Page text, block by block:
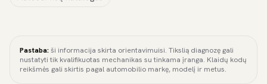
Pastaba:ši informacija skirta orientavimuisi. Tikslią diagnozę gali
nustatyti tik kvalifikuotas mechanikas su tinkama įranga. Klaidų kodų
reikšmės gali skirtis pagal automobilio markę, modelį ir metus.